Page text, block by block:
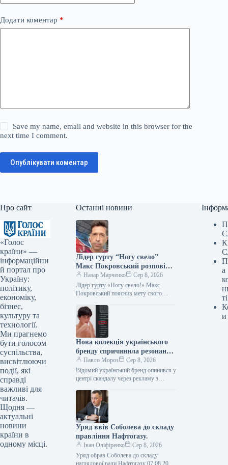
Додати коментар *
Save my name, email and website in this browser for the
next time I comment.
Опублікувати коментар
Про сайт
«Голос
країни» —
інформаційни
й портал про
Україну:
політику,
економіку,
бізнес,
культуру та
технології.
Ми прагнемо
бути голосом
суспільства,
висвітлюючи
події, які
справді
важливі для
читачів.
Щодня —
актуальні
новини
країни в
одному місці.
Останні новини
Лідер гурту “Ногу свело”
Макс Покровський розповів
про причини свого приїзду в
Україну.
Назар Марченко
Сер 8, 2026
Лідер гурту «Ногу свело!» Макс
Покровський пояснив мету свого
instagram.com/max_pokrovskiy
Підпишіться на нас в Google додати…
Нова колекція українського
бренду спричинила резонанс
через використання образу
“малороса” в рекламній
кампанії.
Павло Мороз
Сер 8, 2026
Відомий український бренд опинився у
центрі скандалу через рекламу з
instagram.com/gunia_project
Підпишіться на нас в…
Уряд ввів Соболева до складу
правління Нафтогазу.
Іван Оліфіренко
Сер 8, 2026
Уряд обрав Соболева до складу
наглядової ради Нафтогазу 07.08.2026
а
ті
и